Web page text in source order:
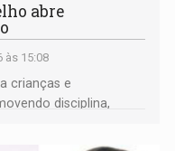
abre
às 15:08
crianças e
disciplina,